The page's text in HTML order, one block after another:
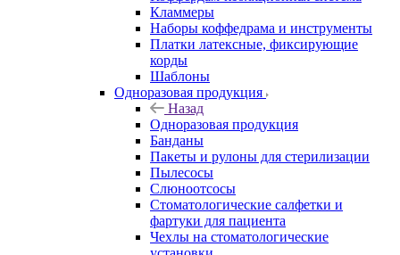
Кламмеры
Наборы коффедрама и инструменты
Платки латексные, фиксирующие
корды
Шаблоны
Одноразовая продукция
Назад
Одноразовая продукция
Банданы
Пакеты и рулоны для стерилизации
Пылесосы
Слюноотсосы
Стоматологические салфетки и
фартуки для пациента
Чехлы на стоматологические